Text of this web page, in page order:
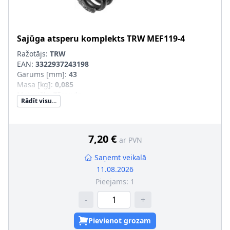
Sajūga atsperu komplektsTRW MEF119-4
Ražotājs: TRW
EAN: 3322937243198
Garums [mm]: 43
Masa [kg]: 0,085
Materiāls:Tērauds
Iekšējais diametrs [mm]
Informācija nav pieejama, lūdzu, griezieties pie
Rādīt visu...
7,20 € ar PVN
Saņemt veikalā
11.08.2026
Pieejams: 1
- +
Pievienot grozam